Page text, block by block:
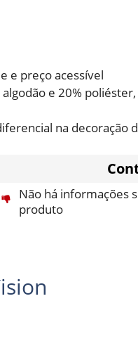
e preço acessível
e 20%
na decoração
Não há informações
produto